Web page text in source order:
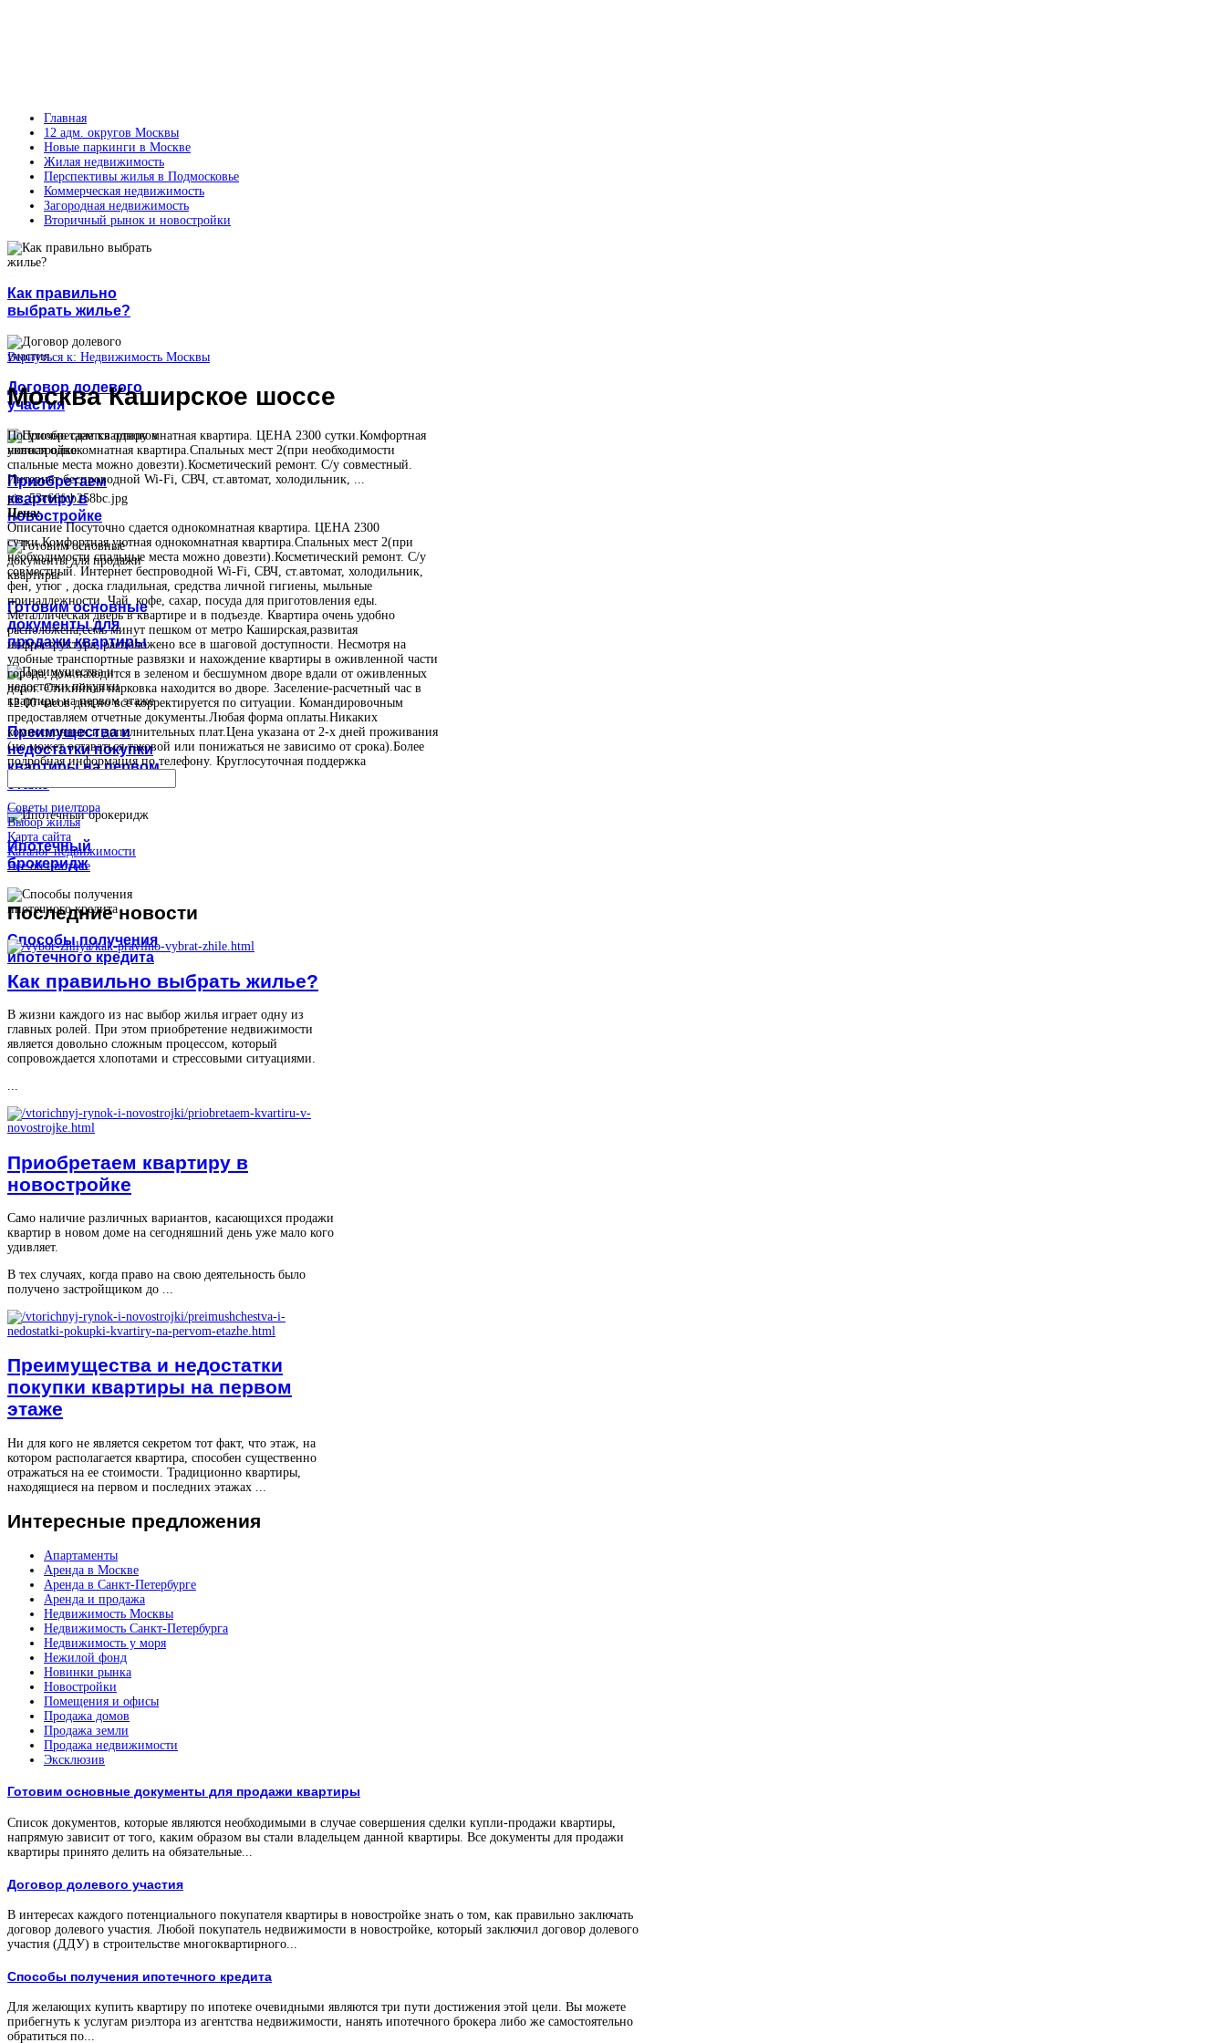
Главная
12 адм. округов Москвы
Новые паркинги в Москве
Жилая недвижимость
Перспективы жилья в Подмосковье
Коммерческая недвижимость
Загородная недвижимость
Вторичный рынок и новостройки
Как правильно
выбрать жилье?
Договор долевого
участия
Приобретаем
квартиру в
новостройке
Готовим основные
документы для
продажи квартиры
Преимущества и
недостатки покупки
квартиры на первом
этаже
Ипотечный
брокеридж
Способы получения
ипотечного кредита
Вернуться к: Недвижимость Москвы
Москва Каширское шоссе
Посуточно сдается однокомнатная квартира. ЦЕНА 2300 сутки.Комфортная
уютная однокомнатная квартира.Спальных мест 2(при необходимости
спальные места можно довезти).Косметический ремонт. С/у совместный.
Интернет беспроводной Wi-Fi, СВЧ, ст.автомат, холодильник, ...
pic_53c66fcb258bc.jpg
Цена:
ОписаниеПосуточно сдается однокомнатная квартира. ЦЕНА 2300
сутки.Комфортная уютная однокомнатная квартира.Спальных мест 2(при
необходимости спальные места можно довезти).Косметический ремонт. С/у
совместный. Интернет беспроводной Wi-Fi, СВЧ, ст.автомат, холодильник,
фен, утюг , доска гладильная, средства личной гигиены, мыльные
принадлежности. Чай, кофе, сахар, посуда для приготовления еды.
Металлическая дверь в квартире и в подъезде. Квартира очень удобно
расположена,семь минут пешком от метро Каширская,развитая
инфраструктура, расположено все в шаговой доступности. Несмотря на
удобные транспортные развязки и нахождение квартиры в оживленной части
города, дом находится в зеленом и бесшумном дворе вдали от оживленных
дорог. Стихийная парковка находится во дворе. Заселение-расчетный час в
12.00 часов дня,но все корректируется по ситуации. Командировочным
предоставляем отчетные документы.Любая форма оплаты.Никаких
комиссионных и дополнительных плат.Цена указана от 2-х дней проживания
(но может оставаться таковой или понижаться не зависимо от срока).Более
подробная информация по телефону. Круглосуточная поддержка
Советы риелтора
Выбор жилья
Карта сайта
Каталог недвижимости
Все об ипотеке
Последниеновости
Как правильно выбрать жилье?
В жизни каждого из нас выбор жилья играет одну из
главных ролей. При этом приобретение недвижимости
является довольно сложным процессом, который
сопровождается хлопотами и стрессовыми ситуациями.
...
Приобретаем квартиру в
новостройке
Само наличие различных вариантов, касающихся продажи
квартир в новом доме на сегодняшний день уже мало кого
удивляет.
В тех случаях, когда право на свою деятельность было
получено застройщиком до ...
Преимущества и недостатки
покупки квартиры на первом
этаже
Ни для кого не является секретом тот факт, что этаж, на
котором располагается квартира, способен существенно
отражаться на ее стоимости. Традиционно квартиры,
находящиеся на первом и последних этажах ...
Интересные предложения
Апартаменты
Аренда в Москве
Аренда в Санкт-Петербурге
Аренда и продажа
Недвижимость Москвы
Недвижимость Санкт-Петербурга
Недвижимость у моря
Нежилой фонд
Новинки рынка
Новостройки
Помещения и офисы
Продажа домов
Продажа земли
Продажа недвижимости
Эксклюзив
Готовим основные документы для продажи квартиры
Список документов, которые являются необходимыми в случае совершения сделки купли-продажи квартиры,
напрямую зависит от того, каким образом вы стали владельцем данной квартиры. Все документы для продажи
квартиры принято делить на обязательные...
Договор долевого участия
В интересах каждого потенциального покупателя квартиры в новостройке знать о том, как правильно заключать
договор долевого участия. Любой покупатель недвижимости в новостройке, который заключил договор долевого
участия (ДДУ) в строительстве многоквартирного...
Способы получения ипотечного кредита
Для желающих купить квартиру по ипотеке очевидными являются три пути достижения этой цели. Вы можете
прибегнуть к услугам риэлтора из агентства недвижимости, нанять ипотечного брокера либо же самостоятельно
обратиться по...